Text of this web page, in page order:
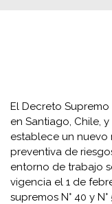
El Decreto
en Santiago, Chile,
establece un
preventiva de
entorno de trabajo
vigencia el 1 de
supremos N° 40 y